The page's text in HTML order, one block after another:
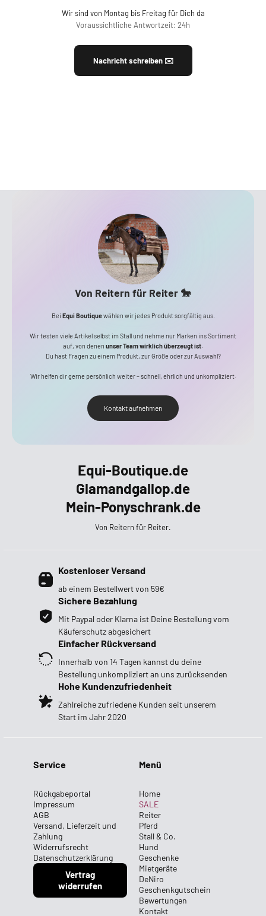
Wir sind von Montag bis Freitag für Dich da
Voraussichtliche Antwortzeit: 24h
Nachricht schreiben ✉️
Von Reitern für Reiter 🐎
Bei Equi Boutiquewählen wir jedes Produkt sorgfältig aus.
Wir testen viele Artikel selbst im Stall und nehme nur Marken ins Sortiment
auf, von denen unser Team wirklich überzeugt ist.
Du hast Fragen zu einem Produkt, zur Größe oder zur Auswahl?
Wir helfen dir gerne persönlich weiter – schnell, ehrlich und unkompliziert.
Kontakt aufnehmen
Equi-Boutique.de
Glamandgallop.de
Mein-Ponyschrank.de
Von Reitern für Reiter.
Kostenloser Versand
ab einem Bestellwert von 59€
Sichere Bezahlung
Mit Paypal oder Klarna ist Deine Bestellung vom
Käuferschutz abgesichert
Einfacher Rückversand
Innerhalb von 14 Tagen kannst du deine
Bestellung unkompliziert an uns zurücksenden
Hohe Kundenzufriedenheit
Zahlreiche zufriedene Kunden seit unserem
Start im Jahr 2020
Service
Rückgabeportal
Impressum
AGB
Versand, Lieferzeit und
Zahlung
Widerrufsrecht
Datenschutzerklärung
Vertrag
widerrufen
Menü
Home
SALE
Reiter
Pferd
Stall & Co.
Hund
Geschenke
Mietgeräte
DeNiro
Geschenkgutschein
Bewertungen
Kontakt